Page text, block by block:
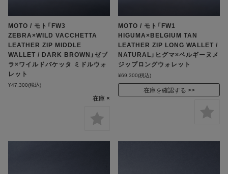
MOTO / モト「FW3
ZEBRA×WILD VACCHETTA
LEATHER ZIP MIDDLE
WALLET / DARK BROWN」ゼブ
ラ×ワイルドバケッタ ミドルウォ
レット
¥47,300(税込)
在庫 ×
MOTO / モト「FW1
HIGUMA×BELGIUM TAN
LEATHER ZIP LONG WALLET /
NATURAL」ヒグマ×ベルギーヌメ
ジップロングウォレット
¥69,300(税込)
在庫を確認する